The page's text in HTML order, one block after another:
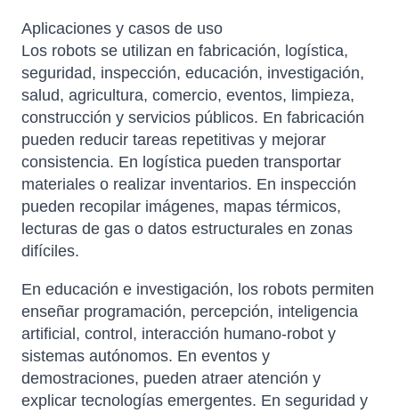
Aplicaciones y casos de uso
Los robots se utilizan en fabricación, logística,
seguridad, inspección, educación, investigación,
salud, agricultura, comercio, eventos, limpieza,
construcción y servicios públicos. En fabricación
pueden reducir tareas repetitivas y mejorar
consistencia. En logística pueden transportar
materiales o realizar inventarios. En inspección
pueden recopilar imágenes, mapas térmicos,
lecturas de gas o datos estructurales en zonas
difíciles.
En educación e investigación, los robots permiten
enseñar programación, percepción, inteligencia
artificial, control, interacción humano-robot y
sistemas autónomos. En eventos y
demostraciones, pueden atraer atención y
explicar tecnologías emergentes. En seguridad y